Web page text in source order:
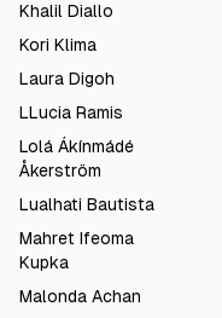
Khalil Diallo
Kori Klima
Laura Digoh
LLucia Ramis
Lolá Ákínmádé
Åkerström
Lualhati Bautista
Mahret Ifeoma
Kupka
Malonda Achan